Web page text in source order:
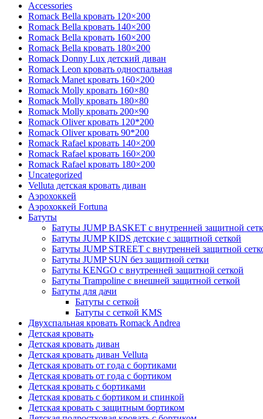
Accessories
Romack Bella кровать 120×200
Romack Bella кровать 140×200
Romack Bella кровать 160×200
Romack Bella кровать 180×200
Romack Donny Lux детский диван
Romack Leon кровать односпальная
Romack Manet кровать 160×200
Romack Molly кровать 160×80
Romack Molly кровать 180×80
Romack Molly кровать 200×90
Romack Oliver кровать 120*200
Romack Oliver кровать 90*200
Romack Rafael кровать 140×200
Romack Rafael кровать 160×200
Romack Rafael кровать 180×200
Uncategorized
Velluta детская кровать диван
Аэрохоккей
Аэрохоккей Fortuna
Батуты
Батуты JUMP BASKET с внутренней защитной
Батуты JUMP KIDS детские с защитной сеткой
Батуты JUMP STREET с внутренней защитной
Батуты JUMP SUN без защитной сетки
Батуты KENGO с внутренней защитной сеткой
Батуты Trampoline с внешней защитной сеткой
Батуты для дачи
Батуты с сеткой
Батуты с сеткой KMS
Двухспальная кровать Romack Andrea
Детская кровать
Детская кровать диван
Детская кровать диван Velluta
Детская кровать от года с бортиками
Детская кровать от года с бортиком
Детская кровать с бортиками
Детская кровать с бортиком и спинкой
Детская кровать с защитным бортиком